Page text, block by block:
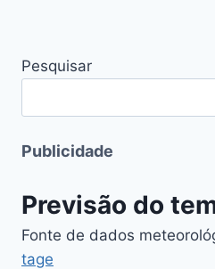
Pesquisar
Publicidade
Previsão do
Fonte de dados
tage